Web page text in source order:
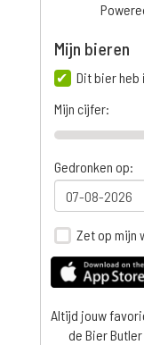
Mijn bieren
Dit bier heb
Mijn cijfer:
Gedronken op:
Zet op mijn
Altijd jouw
de Bier